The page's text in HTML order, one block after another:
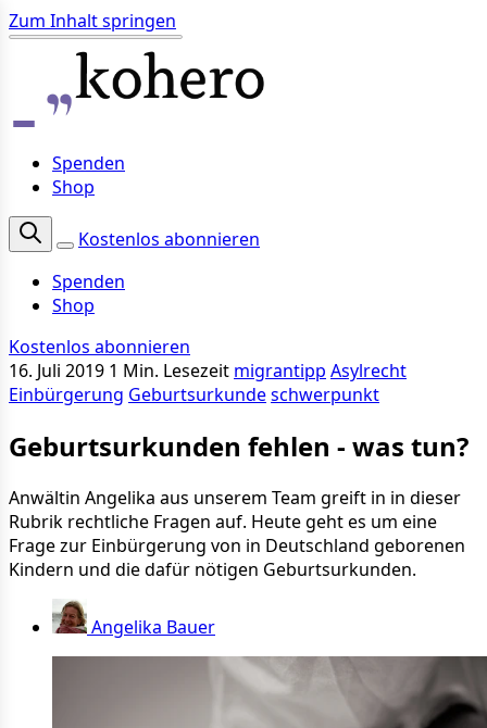
Zum Inhalt springen
Spenden
Shop
Kostenlos abonnieren
Spenden
Shop
Kostenlos abonnieren
16. Juli 2019 1 Min. Lesezeit migrantipp Asylrecht
Einbürgerung Geburtsurkundeschwerpunkt
Geburtsurkunden fehlen - was tun?
Anwältin Angelika aus unserem Team greift in in dieser
Rubrik rechtliche Fragen auf. Heute geht es um eine
Frage zur Einbürgerung von in Deutschland geborenen
Kindern und die dafür nötigen Geburtsurkunden.
Angelika Bauer